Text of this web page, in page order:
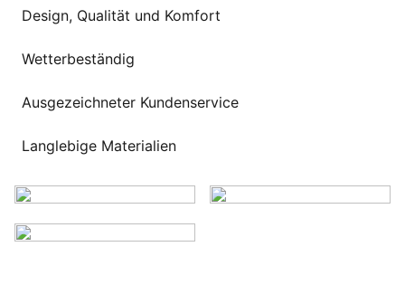
Uber uns
Design, Qualität und Komfort
Wetterbeständig
Ausgezeichneter Kundenservice
Langlebige Materialien